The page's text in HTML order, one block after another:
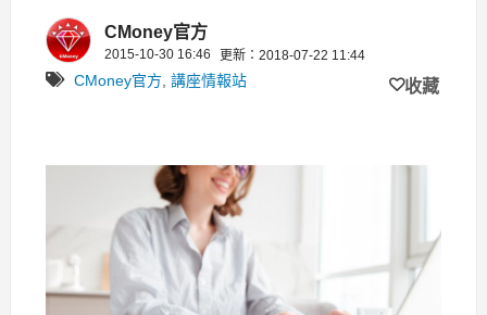
很會賺...CMoney官方
2015-10-30 16:46 更新：2018-07-22 11:44
CMoney官方 講座情報站 收藏